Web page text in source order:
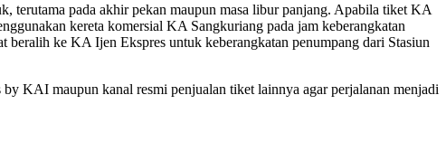
terutama pada akhir pekan maupun masa libur panjang. Apabila tiket KA
kereta komersial KA Sangkuriang pada jam keberangkatan
ke KA Ijen Ekspres untuk keberangkatan penumpang dari Stasiun
KAI maupun kanal resmi penjualan tiket lainnya agar perjalanan menjadi